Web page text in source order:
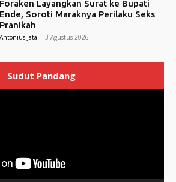
Foraken Layangkan Surat ke Bupati
Ende, Soroti Maraknya Perilaku Seks
Pranikah
Antonius Jata - 3 Agustus 2026
Sudut Pandang